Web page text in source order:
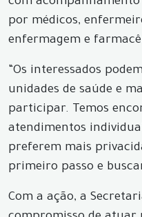
por médicos,
enfermagem e
“Os interessados
unidades de saúde e
participar. Temos
atendimentos
preferem mais
primeiro passo e
Com a ação, a